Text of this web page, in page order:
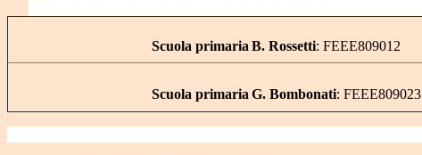
Scuola primaria B. Rossetti:FEEE809012
Scuola primaria G. Bombonati: FEEE809023